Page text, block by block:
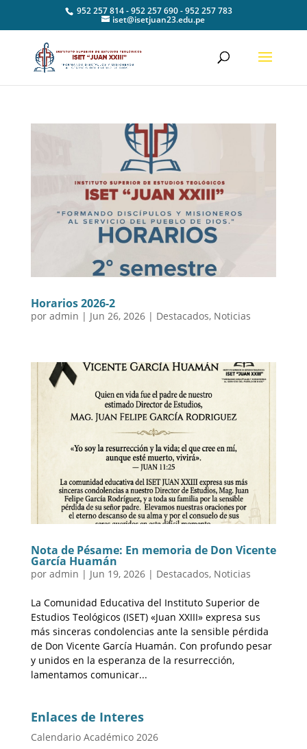
952 257 814 - 952 257 690 - 952 257 783
iset@isetjuan23.edu.pe
Horarios 2026-2
por admin | Jun 26, 2026| Destacados, Noticias
Nota de Pésame: En memoria de Don Vicente
García Huamán
por admin | Jun 19, 2026| Destacados, Noticias
La Comunidad Educativa del Instituto Superior de
Estudios Teológicos (ISET) «Juan XXIII» expresa sus
más sinceras condolencias ante la sensible pérdida
de Don Vicente García Huamán. Con profundo pesar
y unidos en la esperanza de la resurrección,
lamentamos comunicar...
Enlaces de Interes
Calendario Académico 2026